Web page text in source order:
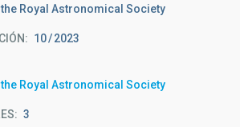
Royal Astronomical Society
10 2023
Royal Astronomical Society
3